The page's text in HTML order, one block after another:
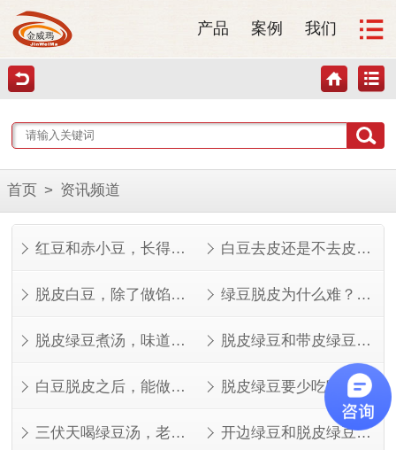
产品 案例 我们
首页 > 资讯频道
红豆和赤小豆，长得像但不是一回事 白豆去皮还是不去皮？看完这几点就知道了
脱皮白豆，除了做馅还能做什么？ 绿豆脱皮为什么难？看完就知道了
脱皮绿豆煮汤，味道其实不一样 脱皮绿豆和带皮绿豆，功效差在哪？
白豆脱皮之后，能做的菜比想象中多 脱皮绿豆要少吃吗？看人看量
三伏天喝绿豆汤，老一辈的讲究有道理 开边绿豆和脱皮绿豆，叫法不同，东西一样